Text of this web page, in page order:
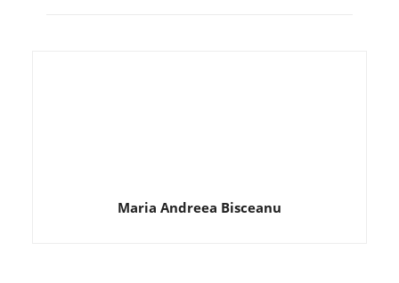
Maria Andreea Bisceanu